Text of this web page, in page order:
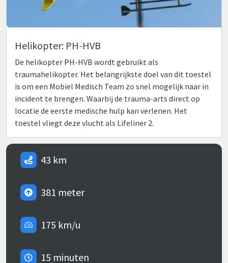
Helikopter: PH-HVB
De helikopter PH-HVB wordt gebruikt als
traumahelikopter. Het belangrijkste doel van dit toestel
is om een Mobiel Medisch Team zo snel mogelijk naar in
incident te brengen. Waarbij de trauma-arts direct op
locatie de eerste medische hulp kan verlenen. Het
toestel vliegt deze vlucht als Lifeliner 2.
43 km
381 meter
175 km/u
15 minuten